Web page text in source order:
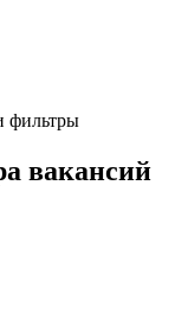
фильтры
вакансий